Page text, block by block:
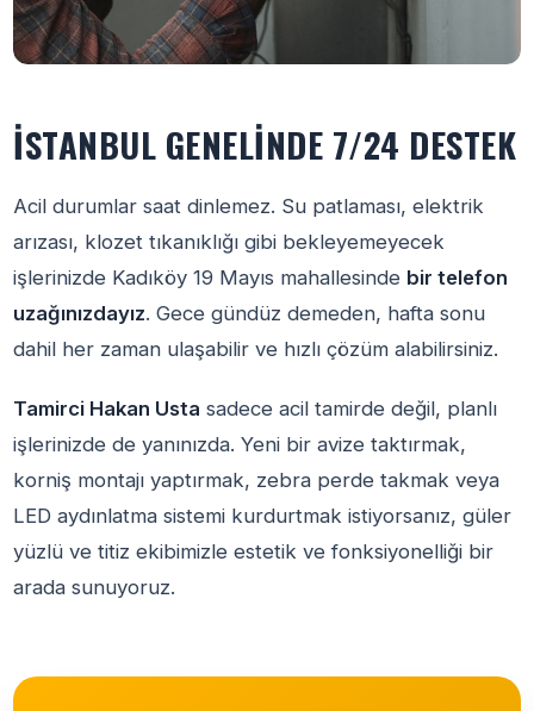
İSTANBUL GENELINDE 7/24 DESTEK
Acil durumlar saat dinlemez. Su patlaması, elektrik
arızası, klozet tıkanıklığı gibi bekleyemeyecek
işlerinizde Kadıköy 19 Mayıs mahallesinde bir telefon
uzağınızdayız. Gece gündüz demeden, hafta sonu
dahil her zaman ulaşabilir ve hızlı çözüm alabilirsiniz.
Tamirci Hakan Usta sadece acil tamirde değil, planlı
işlerinizde de yanınızda. Yeni bir avize taktırmak,
korniş montajı yaptırmak, zebra perde takmak veya
LED aydınlatma sistemi kurdurtmak istiyorsanız, güler
yüzlü ve titiz ekibimizle estetik ve fonksiyonelliği bir
arada sunuyoruz.